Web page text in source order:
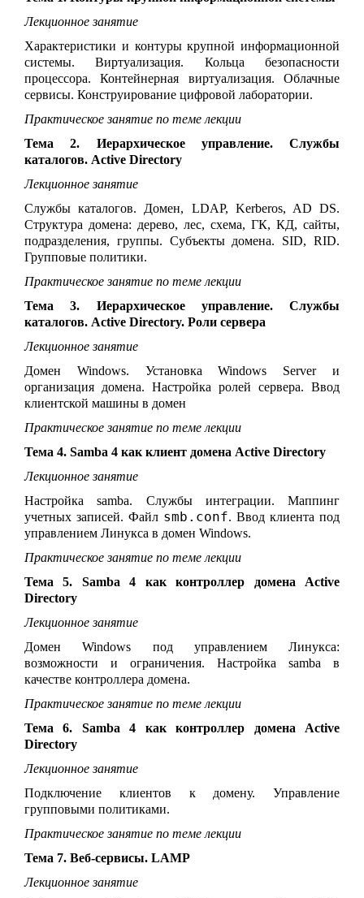
Лекционное занятие
Характеристики и контуры крупной информационной
системы. Виртуализация. Кольца безопасности
процессора. Контейнерная виртуализация. Облачные
сервисы. Конструирование цифровой лаборатории.
Практическое занятие по теме лекции
Тема 2. Иерархическое управление. Службы
каталогов. Active Directory
Лекционное занятие
Службы каталогов. Домен, LDAP, Kerberos, AD DS.
Структура домена: дерево, лес, схема, ГК, КД, сайты,
подразделения, группы. Субъекты домена. SID, RID.
Групповые политики.
Практическое занятие по теме лекции
Тема 3. Иерархическое управление. Службы
каталогов. Active Directory. Роли сервера
Лекционное занятие
Домен
Windows. Установка Windows Server и
организация домена. Настройка ролей сервера. Ввод
клиентской машины в домен
Практическое занятие по теме лекции
Тема 4. Samba 4 как клиент домена Active Directory
Лекционное занятие
Настройка samba. Службы интеграции. Маппинг
учетных записей. Файл smb.conf. Ввод клиента под
управлением Линукса в домен Windows.
Практическое занятие по теме лекции
Тема 5. Samba 4 как контроллер домена Active
Directory
Лекционное занятие
Домен Windows под управлением Линукса:
возможности и ограничения. Настройка samba в
качестве контроллера домена.
Практическое занятие по теме лекции
Тема 6. Samba 4 как контроллер домена Active
Directory
Лекционное занятие
Подключение клиентов к домену. Управление
групповыми политиками.
Практическое занятие по теме лекции
Тема 7. Веб-сервисы. LAMP
Лекционное занятие